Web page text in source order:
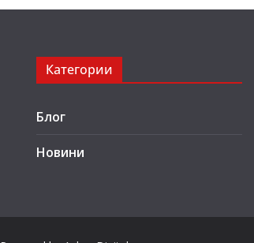
Категории
Блог
Новини